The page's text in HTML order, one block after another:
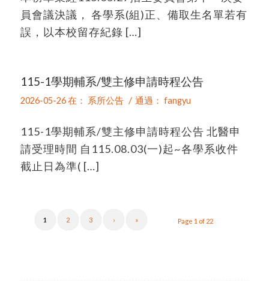
員會議決議， 各學系(組)正、備取生名單若有
誤，以本校留存紀錄 […]
115-1學期輔系/雙主修申請時程公告
2026-05-26 在： 系所公告 / 通過： fangyu
115-1學期輔系/雙主修申請時程公告 北醫申
請受理時間 自115.08.03(一)起~各學系收件
截止日為準( […]
Page 1 of 22
1 2 3 › »